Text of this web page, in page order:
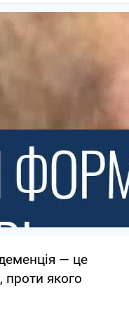
— це
проти якого